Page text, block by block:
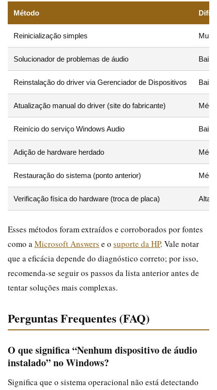
Método
Reinicialização simples
Solucionador de problemas de áudio Baixa
Reinstalação do driver via Gerenciador de Dispositivos Baixa
Atualização manual do driver (site do fabricante)
Reinício do serviço Windows Audio Baixa
Adição de hardware herdado
Restauração do sistema (ponto anterior)
Verificação física do hardware (troca de placa) Alta
Esses métodos foram extraídos e corroborados por fontes
como a Microsoft Answers e o suporte da HP. Vale notar
que a eficácia depende do diagnóstico correto; por isso,
recomenda-se seguir os passos da lista anterior antes de
tentar soluções mais complexas.
Perguntas Frequentes (FAQ)
O que significa “Nenhum dispositivo de áudio
instalado” no Windows?
Significa que o sistema operacional não está detectando